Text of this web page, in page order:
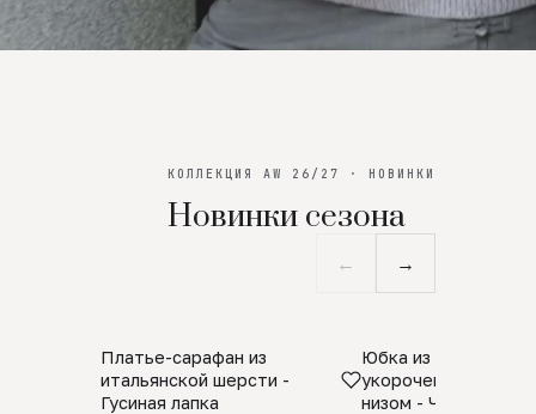
КОЛЛЕКЦИЯ AW 26/27 · НОВИНКИ
Новинки сезона
← →
SALE
Платье-сарафан из
итальянской шерсти -
Гусиная лапка
ПРЕДЗАКАЗ
Юбка из
укороченная с
низом - Черный